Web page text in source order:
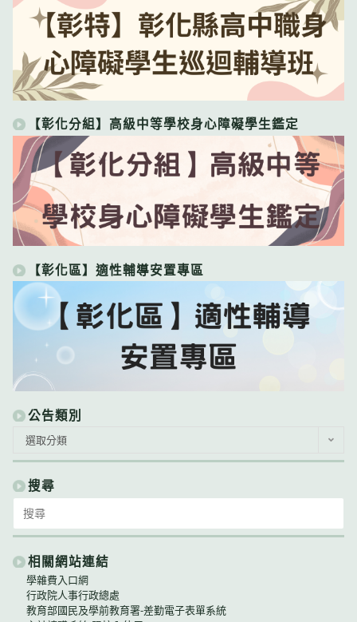
【彰化分組】高級中等學校身心障礙學生鑑定
【彰化區】適性輔導安置專區
公告類別
類
別
選取分類
搜尋
for:
相關網站連結
學雜費入口網
行政院人事行政總處
教育部國民及學前教育署-差勤電子表單系統